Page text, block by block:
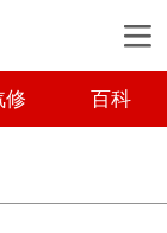
修 百科